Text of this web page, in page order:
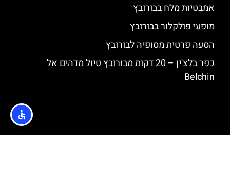
אמבטיות מלח בבורובץ
מופעי פולקלור בבורובץ
הסעה פרטית מסופיה לבורובץ
כפר בלצ'ין – 20 דקות מבורובץ טיול מדהים אל
Belchin